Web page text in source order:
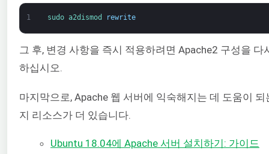
1 sudo a2dismod rewrite
그 후, 변경 사항을 즉시 적용하려면 Apache2 구성을 다
하십시오.
마지막으로, Apache 웹 서버에 익숙해지는 데 도움이 되
지 리소스가 더 있습니다.
Ubuntu 18.04에 Apache 서버 설치하기: 가이드